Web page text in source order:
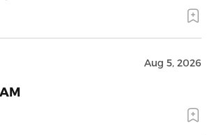
Aug 5, 2026